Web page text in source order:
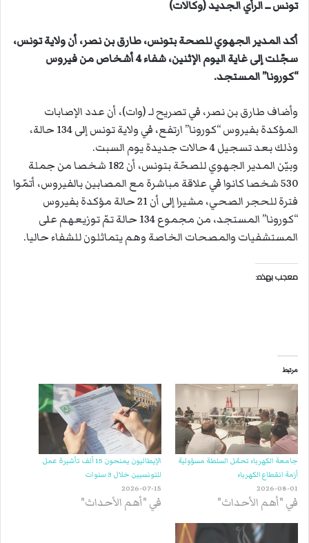
ي
ا
تونس ــ الرأي الجديد (وكالات)
أكد المدير الجهوي للصحة بتونس، طارق بن نصر، أن ولاية تونس،
سجّلت إلى غاية اليوم الإثنين، شفاء 4 أشخاص من فيروس
“كورونا” المستجد.
وأضاف طارق بن نصر، في تصريح لـ (وات)، أن عدد الإصابات
المؤكدة بفيروس “كورونا” ارتفع، في ولاية تونس إلى 134 حالة،
وذلك بعد تسجيل 4 حالات جديدة يوم السبت.
وبيّن المدير الجهوي للصحّة بتونس، أن 182 شخصا من جملة
530 شخصا كانوا في علاقة مباشرة مع المصابين بالفيروس، أتمّوا
فترة للحجر الصحي، مشيرا إلى أن 21 حالة مؤكدة بفيروس
“كورونا” المستجد، من مجموع 134 حالة تمّ توزيعهم على
المستشفيات والمصحات الخاصة وهم يتماثلون للشفاء حاليا.
معجب بهذه:
مرتبط
جامعة الكهرباء تحمّل السلطة مسؤولية
أزمة انقطاع الكهرباء
2026-08-01
في "أهم الأحداث"
الإيطاليون يمنحون 15 ألف تأشيرة عمل
للتونسيين خلال 3 سنوات
2026-07-15
في "أهم الأحداث"